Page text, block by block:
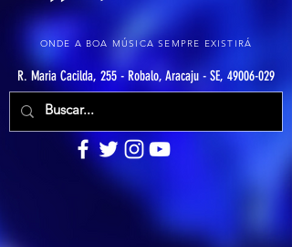
ONDE A BOA MÚSICA SEMPRE EXISTIRÁ
R. Maria Cacilda, 255 - Robalo, Aracaju - SE, 49006-029